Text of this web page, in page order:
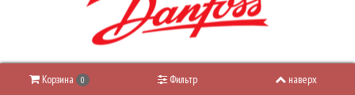
Корзина 0 Фильтр наверх